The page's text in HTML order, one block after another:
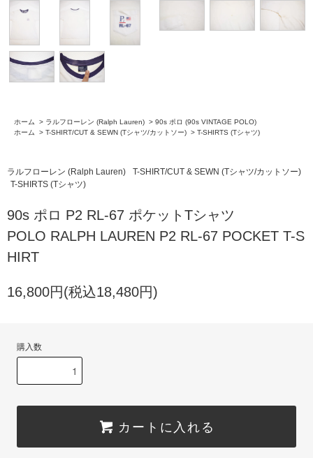
ホーム > ラルフローレン (Ralph Lauren) > 90s ポロ (90s VINTAGE POLO)
ホーム
> T-SHIRT/CUT & SEWN (Tシャツ/カットソー) > T-SHIRTS (Tシャツ)
ラルフローレン (Ralph Lauren)
T-SHIRT/CUT & SEWN (Tシャツ/カットソー)
T-SHIRTS (Tシャツ)
90s ポロ P2 RL-67 ポケットTシャツ
POLO RALPH LAUREN P2 RL-67 POCKET T-S
HIRT
16,800円(税込18,480円)
購入数
カートに入れる